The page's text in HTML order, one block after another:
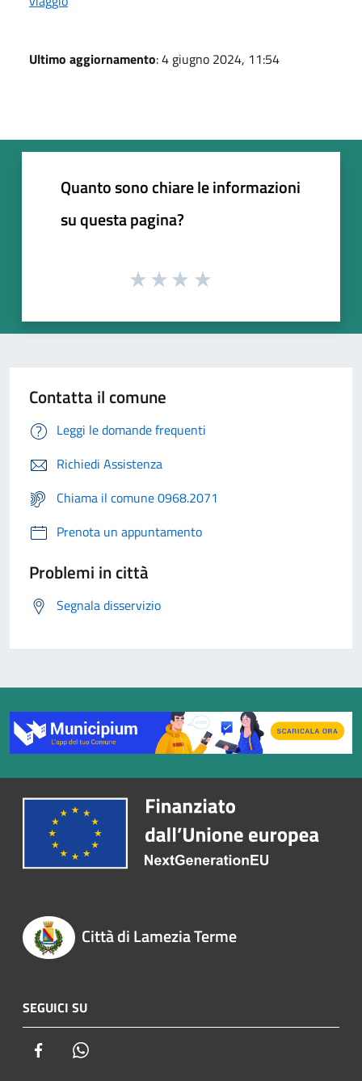
Ultimo aggiornamento: 4 giugno 2024, 11:54
Quanto sono chiare le informazioni
su questa pagina?
Contatta il comune
Leggi le domande frequenti
Richiedi Assistenza
Chiama il comune 0968.2071
Prenota un appuntamento
Problemi in città
Segnala disservizio
Città di Lamezia Terme
SEGUICI SU
Facebook